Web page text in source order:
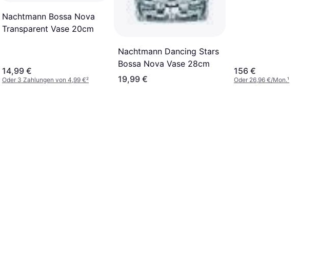
Nachtmann Bossa Nova
Transparent Vase 20cm
14,99 €
Oder 3 Zahlungen von 4,99 €²
Nachtmann Dancing Stars
Bossa Nova Vase 28cm
19,99 €
156 €
Oder 26,96 €/Mon.¹